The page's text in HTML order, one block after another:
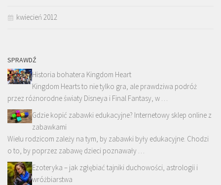
kwiecień 2012
SPRAWDŹ
Historia bohatera Kingdom Heart
Kingdom Hearts to nie tylko gra, ale prawdziwa podróż
przez różnorodne światy Disneya i Final Fantasy, w …
Gdzie kopić zabawki edukacyjne? Internetowy sklep online z
zabawkami
Wielu rodzicom zależy na tym, by zabawki były edukacyjne. Chodzi
o to, by poprzez zabawę dzieci poznawały …
Ezoteryka – jak zgłębiać tajniki duchowości, astrologii i
wróżbiarstwa